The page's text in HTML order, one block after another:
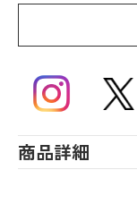
商品詳細